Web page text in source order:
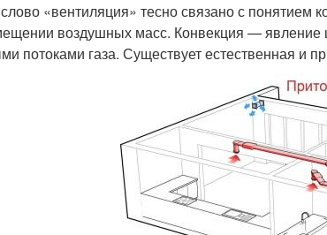
«вентиляция» тесно связано с понятием
воздушных масс. Конвекция — явление
потоками газа. Существует естественная и